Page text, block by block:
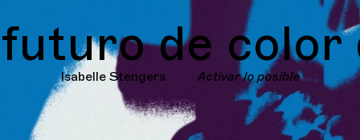
de color de
Isabelle Stengers Activar lo posible